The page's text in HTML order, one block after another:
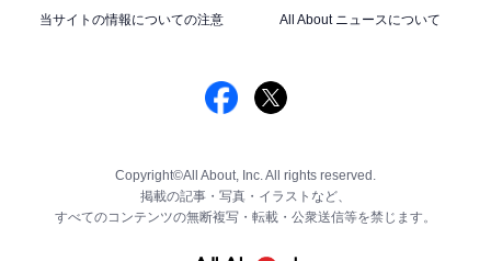
当サイトの情報についての注意
All About ニュースについて
Copyright©All About, Inc. All rights reserved.
掲載の記事・写真・イラストなど、
すべてのコンテンツの無断複写・転載・公衆送信等を禁じます。